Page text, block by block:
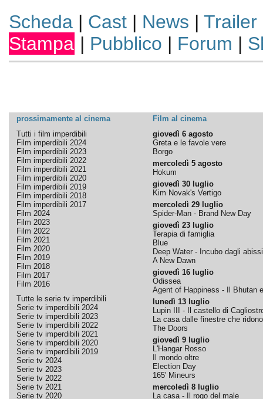
Scheda| Cast| News | Trailer
Stampa | Pubblico | Forum |
prossimamente al cinema
Film al cinema
Tutti i film imperdibili
Film imperdibili 2024
Film imperdibili 2023
Film imperdibili 2022
Film imperdibili 2021
Film imperdibili 2020
Film imperdibili 2019
Film imperdibili 2018
Film imperdibili 2017
Film 2024
Film 2023
Film 2022
Film 2021
Film 2020
Film 2019
Film 2018
Film 2017
Film 2016
Tutte le serie tv imperdibili
Serie tv imperdibili 2024
Serie tv imperdibili 2023
Serie tv imperdibili 2022
Serie tv imperdibili 2021
Serie tv imperdibili 2020
Serie tv imperdibili 2019
Serie tv 2024
Serie tv 2023
Serie tv 2022
Serie tv 2021
Serie tv 2020
giovedì 6 agosto
Greta e le favole vere
Borgo
mercoledì 5 agosto
Hokum
giovedì 30 luglio
Kim Novak's Vertigo
mercoledì 29 luglio
Spider-Man - Brand New Day
giovedì 23 luglio
Terapia di famiglia
Blue
Deep Water - Incubo dagli abissi
A New Dawn
giovedì 16 luglio
Odissea
Agent of Happiness - Il Bhutan
lunedì 13 luglio
Lupin III - Il castello di
La casa dalle finestre che ridono
The Doors
giovedì 9 luglio
L'Hangar Rosso
Il mondo oltre
Election Day
165' Mineurs
mercoledì 8 luglio
La casa - Il rogo del male